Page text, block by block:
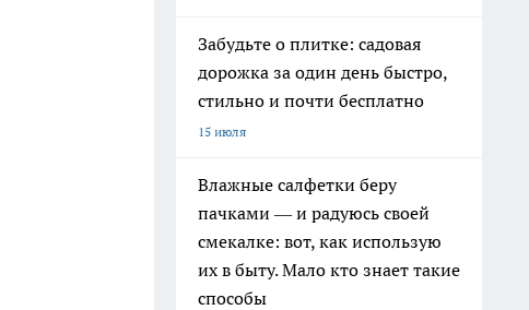
Забудьте о плитке: садовая
дорожка за один день быстро,
стильно и почти бесплатно
15 июля
Влажные салфетки беру
пачками — и радуюсь своей
смекалке: вот, как использую
их в быту. Мало кто знает такие
способы